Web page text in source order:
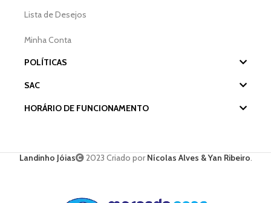
Lista de Desejos
Minha Conta
POLÍTICAS
SAC
HORÁRIO DE FUNCIONAMENTO
Landinho Jóias 2023 Criado porNícolas Alves & Yan Ribeiro.